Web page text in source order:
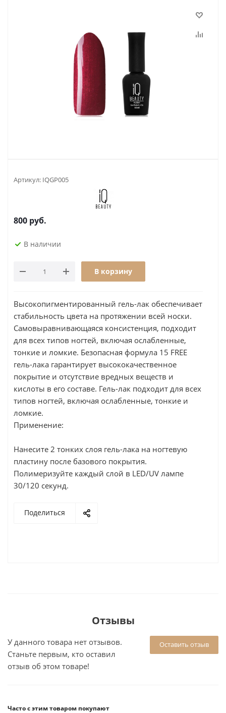
Артикул: IQGP005
800 руб.
В наличии
В корзину
Высокопигментированный гель-лак обеспечивает
стабильность цвета на протяжении всей носки.
Самовыравнивающаяся консистенция, подходит
для всех типов ногтей, включая ослабленные,
тонкие и ломкие. Безопасная формула 15 FREE
гель-лака гарантирует высококачественное
покрытие и отсутствие вредных веществ и
кислоты в его составе. Гель-лак подходит для всех
типов ногтей, включая ослабленные, тонкие и
ломкие.
Применение:
Нанесите 2 тонких слоя гель-лака на ногтевую
пластину после базового покрытия.
Полимеризуйте каждый слой в LED/UV лампе
30/120 секунд.
Поделиться
Отзывы
Оставить отзыв
У данного товара нет отзывов.
Станьте первым, кто оставил
отзыв об этом товаре!
Часто с этим товаром покупают